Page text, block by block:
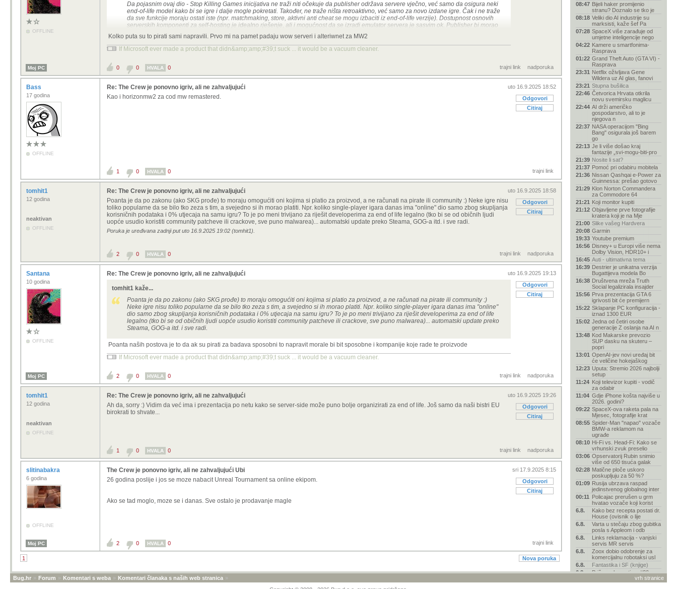
OFFLINE
Da pojasnim ovaj dio - Stop Killing Games inicijativa ne traži niti očekuje da publisher održava servere vječno, već samo da osigura neki
end-of-life model kako bi se igre i dalje mogle pokretati. Također, ne traže ništa retroaktivno, već samo za novo izdane igre. Čak i ne traže
da sve funkcije moraju ostati iste (npr. matchmaking, store, aktivni anti cheat se mogu izbaciti iz end-of-life verzije). Dostupnost osnovih
serverskih komponenti za self-hosting je idealno rješenje, ali i mogućnost da se izradi emulator servera je sasvim ok. Publisher bi morao
osigurati dokumentaciju, objaviti API da se neke komponente mogu zamijeniti po potrebi, itd, jer reverse engineering nije uvijek moguć ili
praktičan.
IMO stvarno se traži minimum i tehnički je apsolutno izvedivo, tako da komentari developera i izdavača da je to "prekomplicirano" ne drže
Kolko puta su to pirati sami napravili. Prvo mi na pamet padaju wow serveri i alteriwnet za MW2
If Microsoft ever made a product that didn&amp;amp;#39;t suck ... it would be a vacuum cleaner.
Moj PC trajni link nadporuka
0 0 HVALA 0
Bass
17 godina
OFFLINE
uto 16.9.2025 18:52
Odgovori
Citiraj
Re: The Crew je ponovno igriv, ali ne zahvaljujući
Kao i horizonmw2 za cod mw remastered.
trajni link
1 0 HVALA 0
tomhit1
12 godina
neaktivan
OFFLINE
uto 16.9.2025 18:58
Odgovori
Citiraj
Re: The Crew je ponovno igriv, ali ne zahvaljujući
Poanta je da po zakonu (ako SKG prođe) to moraju omogućiti oni kojima si platio za proizvod, a ne računati na pirate ili community :) Neke igre nisu
toliko popularne da se bilo tko zeza s tim, a svejedno si ih morao platiti. Npr. koliko single-player igara danas ima "online" dio samo zbog skupljanja
korisničnih podataka i 0% utjecaja na samu igru? To je po meni trivijano za riješit developerima za end of life legalno (tko bi se od običnih ljudi
uopće usudio koristiti community patcheve ili crackove, sve puno malwarea)... automatski update preko Steama, GOG-a itd. i sve radi.
Poruka je uređivana zadnji put uto 16.9.2025 19:02 (tomhit1).
trajni link nadporuka
2 0 HVALA 0
Santana
10 godina
OFFLINE
uto 16.9.2025 19:13
Odgovori
Citiraj
Re: The Crew je ponovno igriv, ali ne zahvaljujući
tomhit1 kaže...
Poanta je da po zakonu (ako SKG prođe) to moraju omogućiti oni kojima si platio za proizvod, a ne računati na pirate ili community :)
Neke igre nisu toliko popularne da se bilo tko zeza s tim, a svejedno si ih morao platiti. Npr. koliko single-player igara danas ima "online"
dio samo zbog skupljanja korisničnih podataka i 0% utjecaja na samu igru? To je po meni trivijano za riješit developerima za end of life
legalno (tko bi se od običnih ljudi uopće usudio koristiti community patcheve ili crackove, sve puno malwarea)... automatski update preko
Steama, GOG-a itd. i sve radi.
Poanta naših postova je to da ak su pirati za badava sposobni to napravit morale bi bit sposobne i kompanije koje rade te proizvode
If Microsoft ever made a product that didn&amp;amp;#39;t suck ... it would be a vacuum cleaner.
Moj PC trajni link nadporuka
2 0 HVALA 0
tomhit1
12 godina
neaktivan
OFFLINE
uto 16.9.2025 19:26
Odgovori
Citiraj
Re: The Crew je ponovno igriv, ali ne zahvaljujući
Ah da, sorry :) Vidim da već ima i prezentacija po netu kako se server-side može puno bolje organizirati za end of life. Još samo da naši bistri EU
birokrati to shvate...
trajni link nadporuka
1 0 HVALA 0
slitinabakra
6 godina
OFFLINE
sri 17.9.2025 8:15
Odgovori
Citiraj
The Crew je ponovno igriv, ali ne zahvaljujući Ubi
26 godina poslije i jos se moze nabacit Unreal Tournament sa online ekipom.
Ako se tad moglo, moze se i danas. Sve ostalo je prodavanje magle
Moj PC trajni link
2 0 HVALA 0
1 Nova poruka
08:47 Bijeli haker promijenio
stranu? Doznalo se tko je
08:18 Veliki dio AI industrije su
marksisti, kaže šef Pa
07:28 SpaceX više zarađuje od
umjetne inteligencije nego
04:22 Kamere u smartfonima-
Rasprava
01:22 Grand Theft Auto (GTA VI) -
Rasprava
23:31 Netflix oživljava Gene
Wildera uz AI glas, fanovi
23:21 Stupna bušilica
22:46 Četvorica Hrvata otkrila
novu svemirsku maglicu
22:44 AI drži američko
gospodarstvo, ali to je
njegova n
22:37 NASA operacijom "Bing
Bang" osigurala još barem
go
22:13 Je li više došao kraj
fantazije „svi-mogu-biti-pro
21:39 Nosite li sat?
21:37 Pomoć pri odabiru mobitela
21:36 Nissan Qashqai e-Power za
Guinnessa: prešao gotovo
21:29 Klon Norton Commandera
za Commodore 64
21:21 Koji monitor kupiti
21:12 Objavljene prve fotografije
kratera koji je na Mje
21:00 Slike vašeg Hardvera
20:08 Garmin
19:33 Youtube premium
16:56 Disney+ u Europi više nema
Dolby Vision, HDR10+ i
16:45 Auti - ultimativna tema
16:39 Destrier je unikatna verzija
Bugattijeva modela Bo
16:38 Društvena mreža Truth
Social legalizirala insajder
15:56 Prva prezentacija GTA 6
igrivosti bit će premijern
15:22 Sklapanje PC konfiguracija -
iznad 1300 EUR
15:02 Jedna od četiri osobe
generacije Z oslanja na AI n
13:48 Kod Makarske prevozio
SUP dasku na skuteru –
popri
13:01 OpenAI-jev novi uređaj bit
će veličine hokejaškog
12:23 Uputa: Stremio 2026 najbolji
setup
11:24 Koji televizor kupiti - vodič
za odabir
11:04 Gdje iPhone košta najviše u
2026. godini?
09:22 SpaceX-ova raketa pala na
Mjesec, fotografije krat
08:55 Spider-Man "napao" vozače
BMW-a reklamom na
ugrađe
08:10 Hi-Fi vs. Head-Fi: Kako se
vrhunski zvuk preselio
03:06 Opservatorij Rubin snimio
više od 650 tisuća galak
02:28 Matične ploče uskoro
poskupljuju za 50 %?
01:09 Rusija ubrzava raspad
jedinstvenog globalnog inter
00:11 Policajac prerušen u grm
hvatao vozače koji korist
6.8.
Kako bez recepta postati dr.
House (ovisnik o lije
6.8.
Varta u stečaju zbog gubitka
posla s Appleom i odb
6.8.
Links reklamacija - vanjski
servis MR servis
6.8.
Zoox dobio odobrenje za
komercijalnu robotaksi usl
6.8.
Fantastika i SF (knjige)
6.8.
Priče o elementima #30:
kisik – zagonetni sastojak
vrh stranice
Bug.hr » Forum » Komentari s weba » Komentari članaka s naših web stranica »